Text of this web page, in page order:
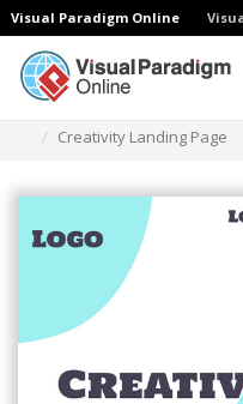
Visual Paradigm Online
Creativity Landing Page